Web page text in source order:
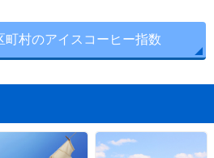
町村のアイスコーヒー指数